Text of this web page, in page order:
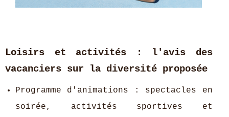
Loisirs et activités : l'avis des
vacanciers sur la diversité proposée
Programme d'animations : spectacles en
soirée, activités sportives et